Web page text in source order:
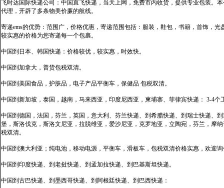
飞时达国际快递公司：中国直飞快递，当天上网，免费市内收货，提供专业包装。
代理，开辟了多条物美价廉的航线。
寄递ems的优势：范围广，价格优惠，寄递范围包括：服装，鞋包，书籍，首饰，
较实惠的价格为您寄递每一个包裹。
中国到日本、韩国快递：价格较优，较实惠，时效快。
中国到加拿大，普货包税双清。
中国到美国食品，护肤品，电子产品平衡车，保健品 包税双清。
中国到新加坡，泰国，越南，马来西亚，印度尼西亚，柬埔寨、菲律宾快递： 3-4个
中国到德国，法国，芬兰，英国，意大利、芬兰快递、到希腊快递、到瑞士快递、
堡，斯洛伐克，斯洛文尼亚，拉脱维亚，爱沙尼亚，克罗地亚，立陶宛，芬兰，摩
税双清。
中国到澳大利亚；纯电池，移动电源，平衡车，滑板车，包税双清价格实惠，欢迎
中国到印度快递、到老挝快递、到孟加拉快递、到巴基斯坦快递。
中国到古巴快递、到墨西哥快递、到阿根廷快递、到巴西快递：